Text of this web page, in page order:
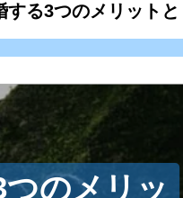
る3つのメリットと
のメリッ